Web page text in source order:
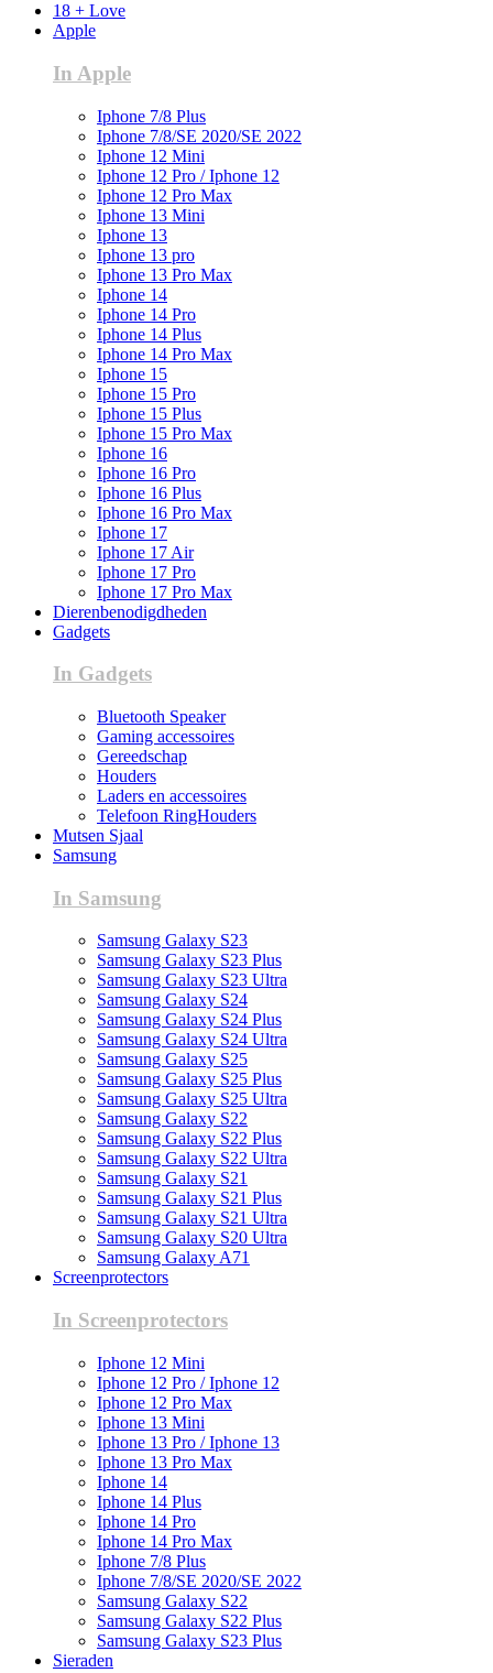
18 + Love
Apple
In Apple
Iphone 7/8 Plus
Iphone 7/8/SE 2020/SE 2022
Iphone 12 Mini
Iphone 12 Pro / Iphone 12
Iphone 12 Pro Max
Iphone 13 Mini
Iphone 13
Iphone 13 pro
Iphone 13 Pro Max
Iphone 14
Iphone 14 Pro
Iphone 14 Plus
Iphone 14 Pro Max
Iphone 15
Iphone 15 Pro
Iphone 15 Plus
Iphone 15 Pro Max
Iphone 16
Iphone 16 Pro
Iphone 16 Plus
Iphone 16 Pro Max
Iphone 17
Iphone 17 Air
Iphone 17 Pro
Iphone 17 Pro Max
Dierenbenodigdheden
Gadgets
In Gadgets
Bluetooth Speaker
Gaming accessoires
Gereedschap
Houders
Laders en accessoires
Telefoon RingHouders
Mutsen Sjaal
Samsung
In Samsung
Samsung Galaxy S23
Samsung Galaxy S23 Plus
Samsung Galaxy S23 Ultra
Samsung Galaxy S24
Samsung Galaxy S24 Plus
Samsung Galaxy S24 Ultra
Samsung Galaxy S25
Samsung Galaxy S25 Plus
Samsung Galaxy S25 Ultra
Samsung Galaxy S22
Samsung Galaxy S22 Plus
Samsung Galaxy S22 Ultra
Samsung Galaxy S21
Samsung Galaxy S21 Plus
Samsung Galaxy S21 Ultra
Samsung Galaxy S20 Ultra
Samsung Galaxy A71
Screenprotectors
In Screenprotectors
Iphone 12 Mini
Iphone 12 Pro / Iphone 12
Iphone 12 Pro Max
Iphone 13 Mini
Iphone 13 Pro / Iphone 13
Iphone 13 Pro Max
Iphone 14
Iphone 14 Plus
Iphone 14 Pro
Iphone 14 Pro Max
Iphone 7/8 Plus
Iphone 7/8/SE 2020/SE 2022
Samsung Galaxy S22
Samsung Galaxy S22 Plus
Samsung Galaxy S23 Plus
Sieraden